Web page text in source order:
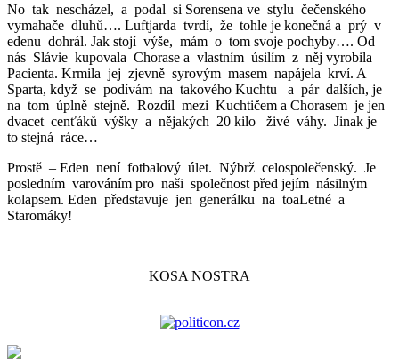
No tak nescházel, a podal si Sorensena ve stylu čečenského
vymahače dluhů…. Luftjarda tvrdí, že tohle je konečná a prý v
edenu dohrál. Jak stojí výše, mám o tom svoje pochyby…. Od
nás Slávie kupovala Chorase a vlastním úsilím z něj vyrobila
Pacienta. Krmila jej zjevně syrovým masem napájela krví. A
Sparta, když se podívám na takového Kuchtu a pár dalších, je
na tom úplně stejně. Rozdíl mezi Kuchtičem a Chorasem je jen
dvacet cenťáků výšky a nějakých 20 kilo živé váhy. Jinak je
to stejná ráce…
Prostě – Eden není fotbalový úlet. Nýbrž celospolečenský. Je
posledním varováním pro naši společnost před jejím násilným
kolapsem. Eden představuje jen generálku na toaLetné a
Staromáky!
KOSA NOSTRA